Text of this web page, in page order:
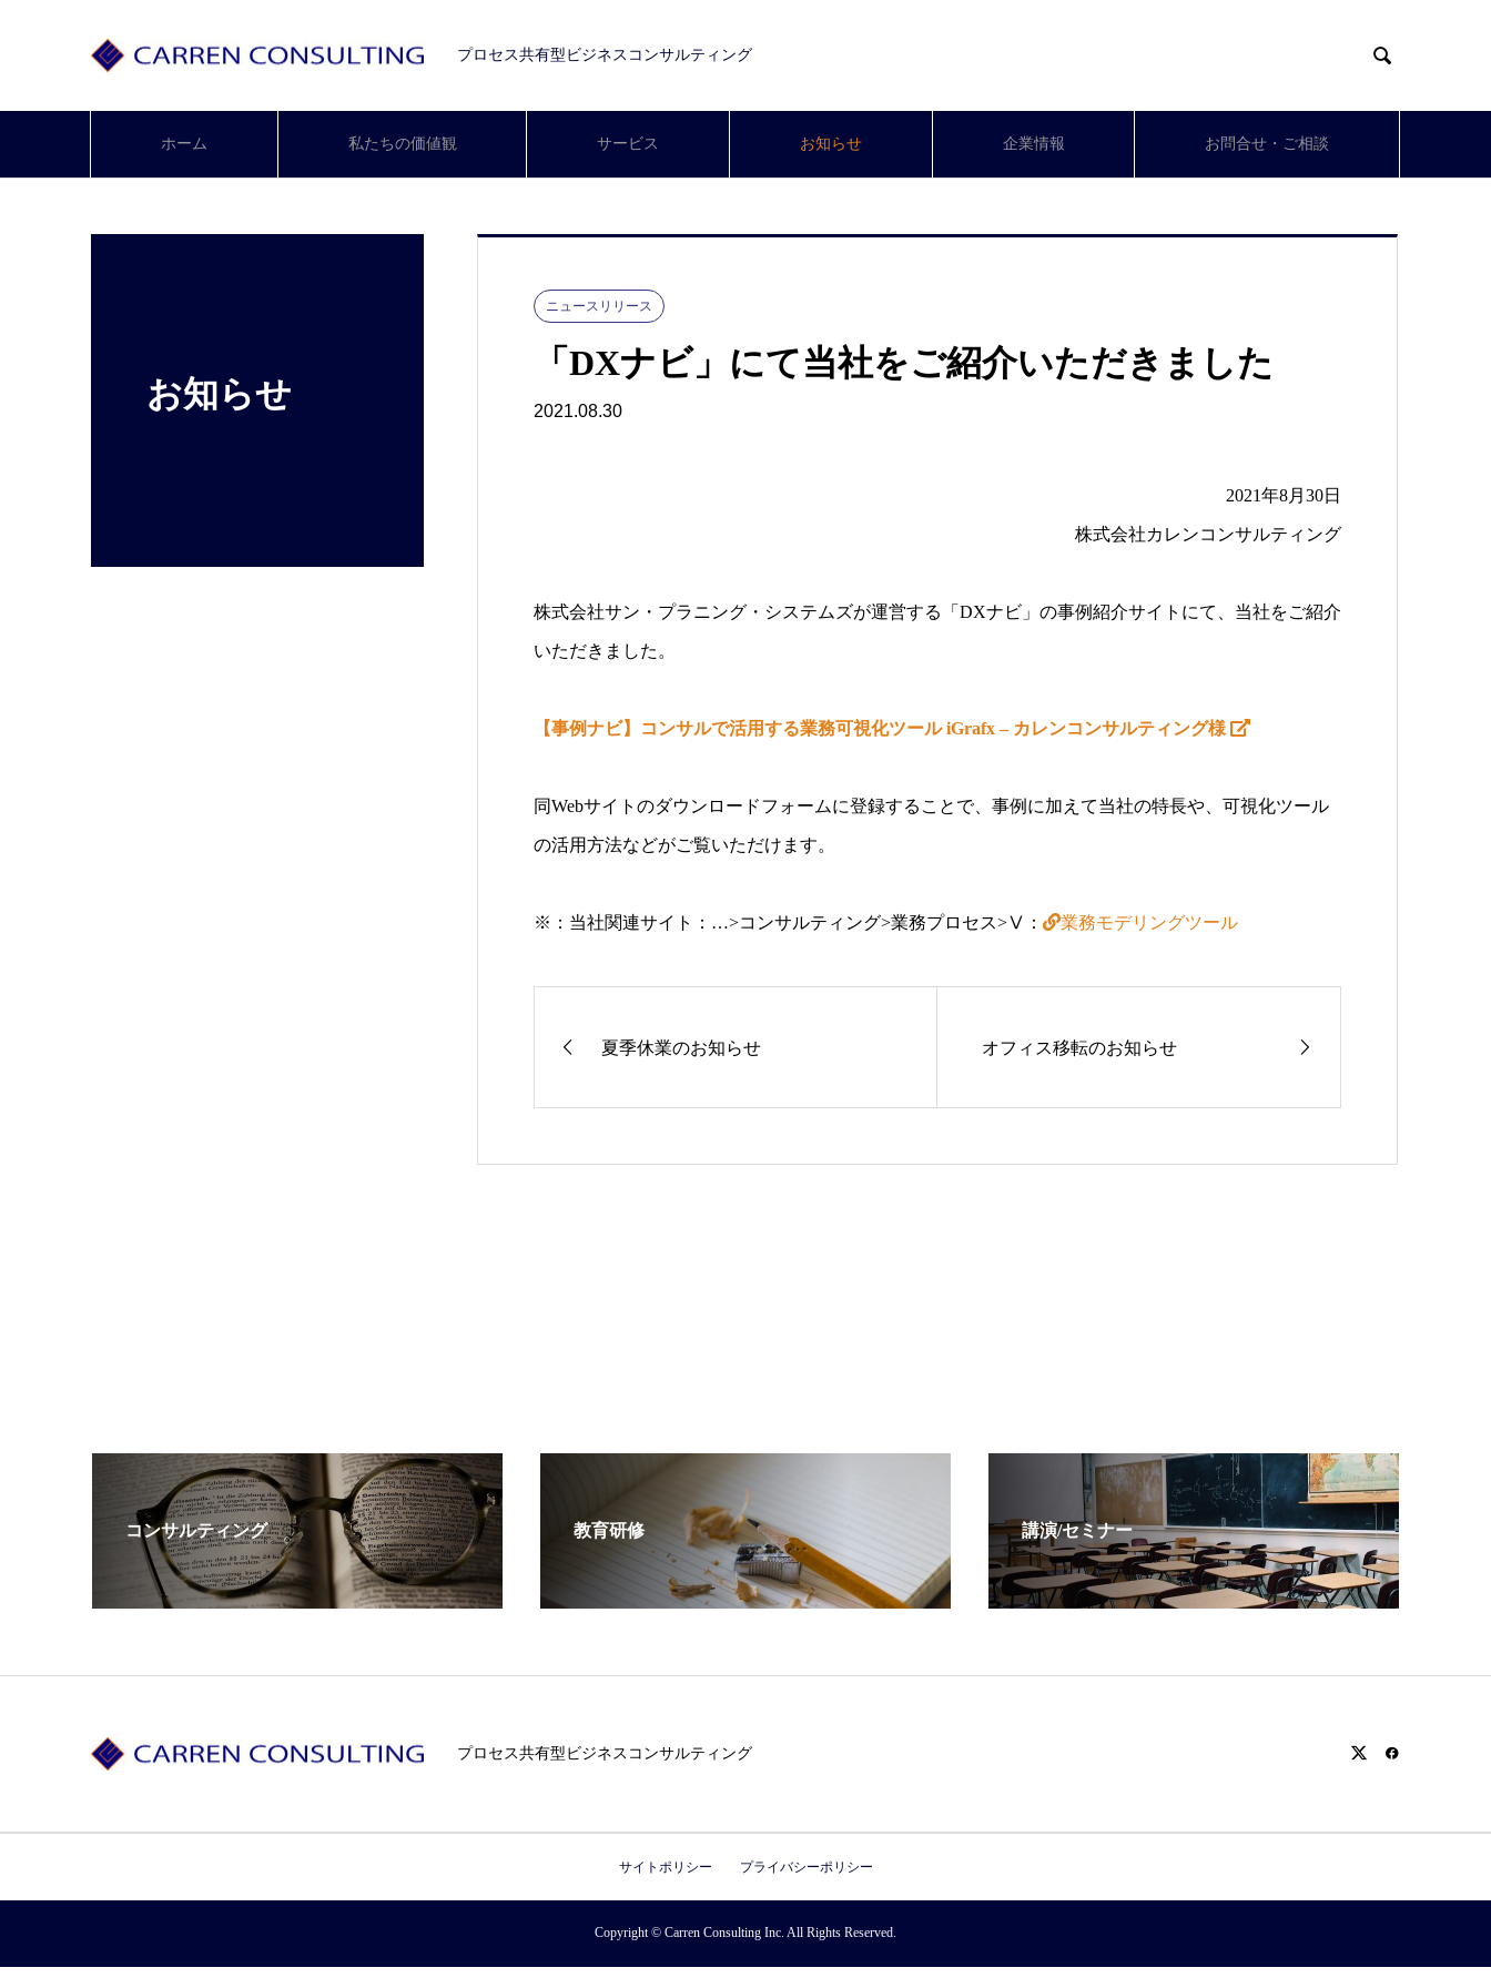
プロセス共有型ビジネスコンサルティング 
ホーム 私たちの価値観 サービス お知らせ 企業情報 お問合せ・ご相談
お知らせ
ニュースリリース
「DXナビ」にて当社をご紹介いただきました
2021.08.30
2021年8月30日
株式会社カレンコンサルティング
株式会社サン・プラニング・システムズが運営する「DXナビ」の事例紹介サイトにて、当社をご紹介
いただきました。
【事例ナビ】コンサルで活用する業務可視化ツール iGrafx – カレンコンサルティング様
同Webサイトのダウンロードフォームに登録することで、事例に加えて当社の特長や、可視化ツール
の活用方法などがご覧いただけます。
※：当社関連サイト：…>コンサルティング>業務プロセス>Ⅴ： 業務モデリングツール
夏季休業のお知らせ オフィス移転のお知らせ
コンサルティング 教育研修 講演/セミナー
プロセス共有型ビジネスコンサルティング
サイトポリシー プライバシーポリシー
Copyright © Carren Consulting Inc. All Rights Reserved.